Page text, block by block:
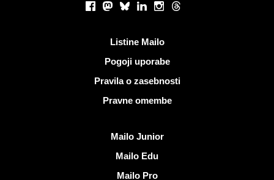
Facebook
Mastodon
BlueskyLinkedInInstagram
Threads
Listine Mailo
Pogoji uporabe
Pravila o zasebnosti
Pravne omembe
Mailo Junior
Mailo Edu
Mailo Pro